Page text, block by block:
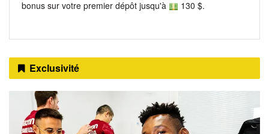
bonus sur votre premier dépôt jusqu'à
130 $.
Exclusivité